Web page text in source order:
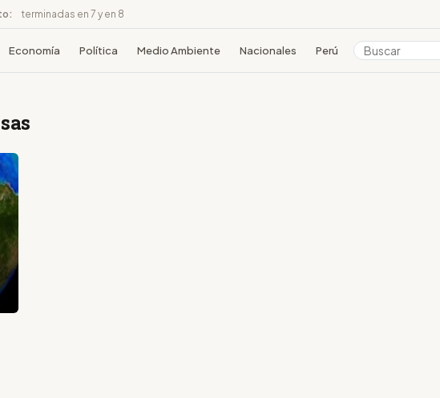
terminadas en 7 y en 8
Economía Política Medio Ambiente Nacionales Perú Colombia